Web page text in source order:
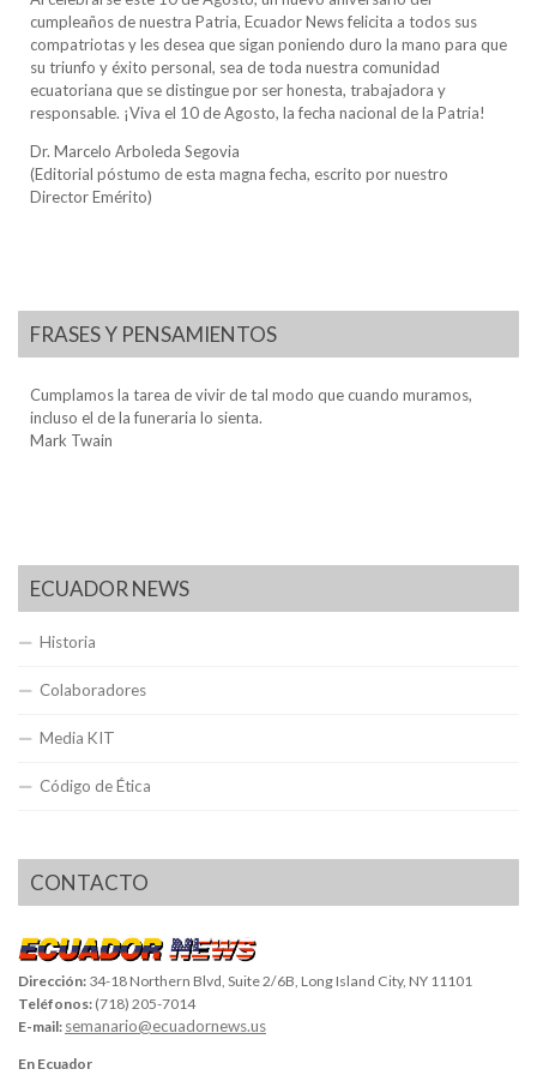
cumpleaños de nuestra Patria, Ecuador News felicita a todos sus
compatriotas y les desea que sigan poniendo duro la mano para que
su triunfo y éxito personal, sea de toda nuestra comunidad
ecuatoriana que se distingue por ser honesta, trabajadora y
responsable. ¡Viva el 10 de Agosto, la fecha nacional de la Patria!
Dr. Marcelo Arboleda Segovia
(Editorial póstumo de esta magna fecha, escrito por nuestro
Director Emérito)
FRASES Y PENSAMIENTOS
Cumplamos la tarea de vivir de tal modo que cuando muramos,
incluso el de la funeraria lo sienta.
Mark Twain
ECUADOR NEWS
Historia
Colaboradores
Media KIT
Código de Ética
CONTACTO
Dirección: 34-18 Northern Blvd, Suite 2/6B, Long Island City, NY 11101
Teléfonos: (718) 205-7014
E-mail: semanario@ecuadornews.us
En Ecuador